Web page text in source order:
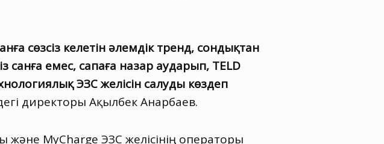
сөзсіз келетін әлемдік тренд, сондықтан
емес, сапаға назар аударып, TELD
ЭЗС желісін салуды көздеп
директоры Ақылбек Анарбаев.
MyCharge ЭЗС желісінің операторы